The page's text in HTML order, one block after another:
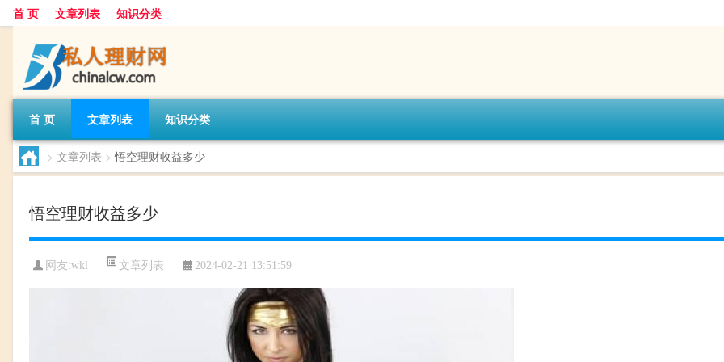
首 页 文章列表 知识分类
首 页 文章列表 知识分类
> 文章列表 > 悟空理财收益多少
悟空理财收益多少
网友:wkl 文章列表 2024-02-21 13:51:59